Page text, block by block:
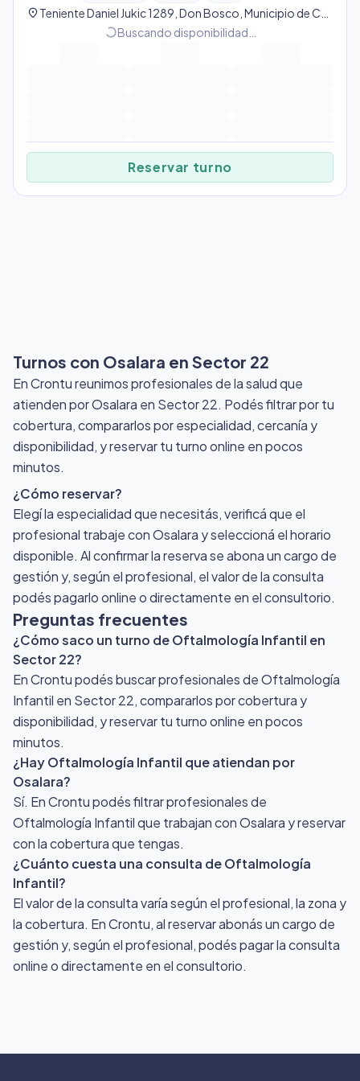
location_on
progress_activityBuscando disponibilidad…
Reservar turno
Turnos con Osalara en Sector 22
En Crontu reunimos profesionales de la salud que
atienden por Osalara en Sector 22. Podés filtrar por tu
cobertura, compararlos por especialidad, cercanía y
disponibilidad, y reservar tu turno online en pocos
minutos.
¿Cómo reservar?
Elegí la especialidad que necesitás, verificá que el
profesional trabaje con Osalara y seleccioná el horario
disponible. Al confirmar la reserva se abona un cargo de
gestión y, según el profesional, el valor de la consulta
podés pagarlo online o directamente en el consultorio.
Preguntas frecuentes
¿Cómo saco un turno de Oftalmología Infantil en
Sector 22?
En Crontu podés buscar profesionales de Oftalmología
Infantil en Sector 22, compararlos por cobertura y
disponibilidad, y reservar tu turno online en pocos
minutos.
¿Hay Oftalmología Infantil que atiendan por
Osalara?
Sí. En Crontu podés filtrar profesionales de
Oftalmología Infantil que trabajan con Osalara y reservar
con la cobertura que tengas.
¿Cuánto cuesta una consulta de Oftalmología
Infantil?
El valor de la consulta varía según el profesional, la zona y
la cobertura. En Crontu, al reservar abonás un cargo de
gestión y, según el profesional, podés pagar la consulta
online o directamente en el consultorio.